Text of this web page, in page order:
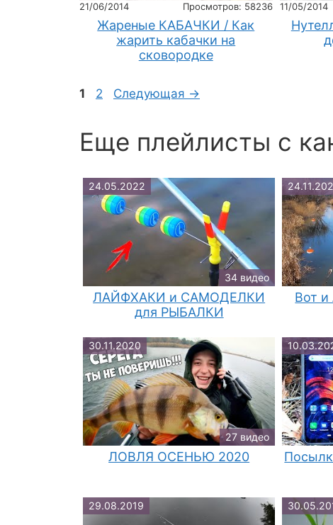
21/06/2014 Просмотров: 58236
Жареные КАБАЧКИ / Как
жарить кабачки на
сковородке
11/05/2014
Страница
1 Страница
2 Следующая →
Еще плейлисты c
24.05.2022
34 видео
ЛАЙФХАКИ и САМОДЕЛКИ
для РЫБАЛКИ
Вот
30.11.2020
27 видео
ЛОВЛЯ ОСЕНЬЮ 2020
29.08.2019